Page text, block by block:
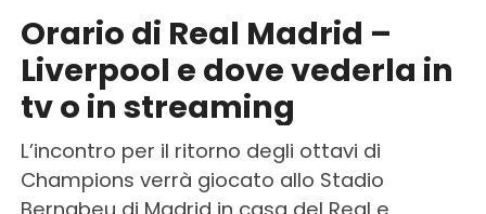
Orario di Real Madrid –
Liverpool e dove vederla in
tv o in streaming
L’incontro per il ritorno degli ottavi di
Champions verrà giocato allo Stadio